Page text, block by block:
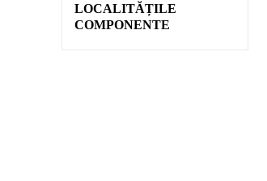
LOCALITĂȚILE
COMPONENTE